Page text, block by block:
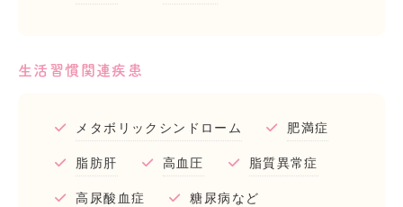
生活習慣関連疾患
メタボリックシンドローム 肥満症
脂肪肝 高血圧 脂質異常症
高尿酸血症 糖尿病など